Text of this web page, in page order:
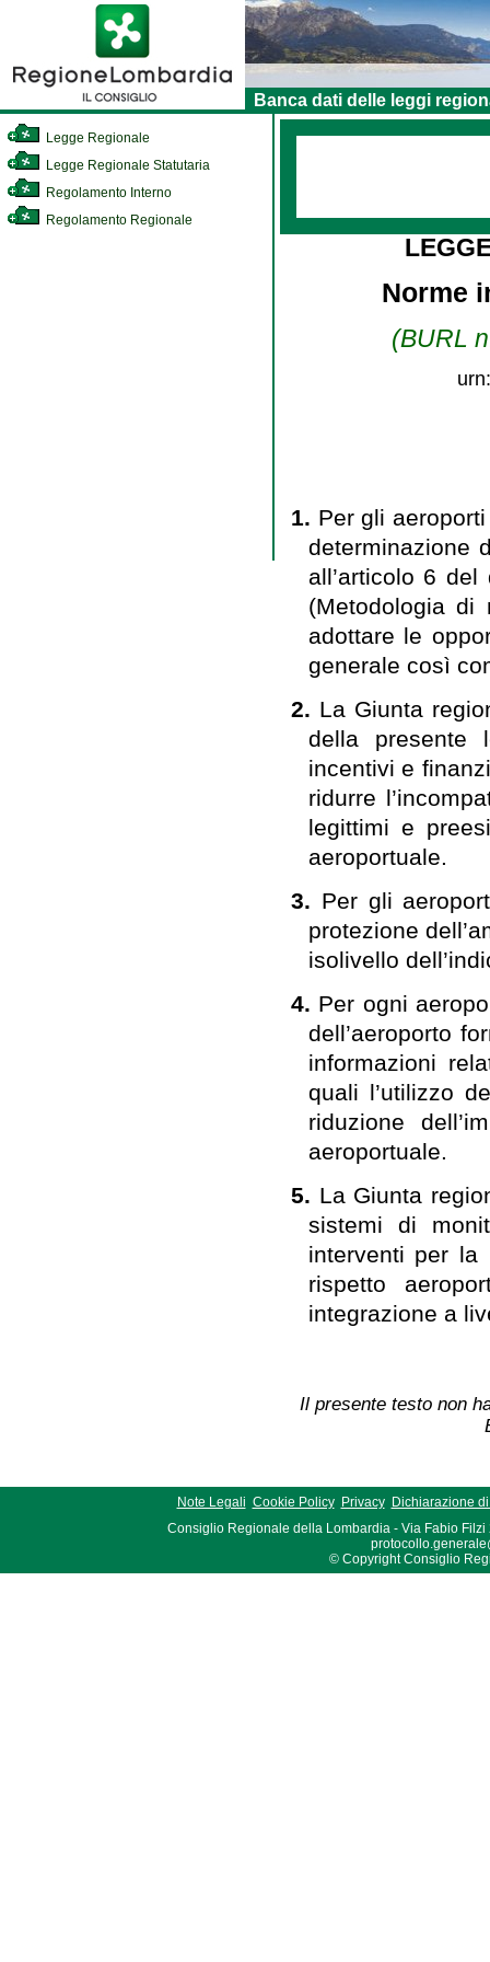
Banca dati delle leggi
Legge Regionale
Legge Regionale Statutaria
Regolamento Interno
Regolamento Regionale
Norme
(BURL
1. Per gli
determinazione
all’articolo 6
(Metodologia di
adottare le
generale così
2. La Giunta
della presente
incentivi e
ridurre
legittimi e
aeroportuale.
3. Per gli
protezione
isolivello
4. Per ogni
dell’aeroporto
informazioni
quali l’utilizzo
riduzione
aeroportuale.
5. La Giunta
sistemi di
interventi per la
rispetto
integrazione a
Il presente testo non
Note Legali Cookie Policy Privacy
Dichiarazione
Consiglio Regionale della Lombardia - Via Fabio Filzi
© Copyright Consiglio